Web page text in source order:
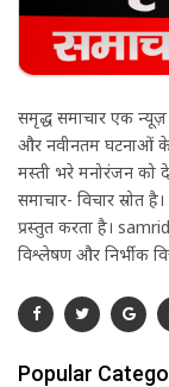
समृद्ध समाचार एक
और नवीनतम घटनाओं के
मस्ती भरे मनोरंजन को
समाचार- विचार स्रोत
प्रस्तुत करता है।
विश्लेषण और निर्भीक
Popular